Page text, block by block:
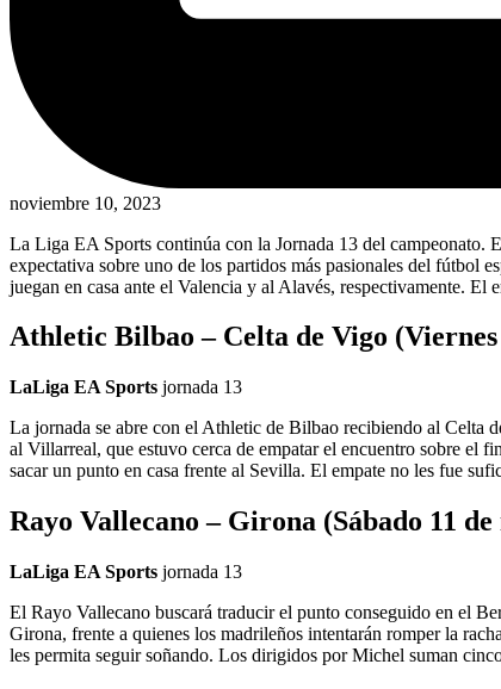
noviembre 10, 2023
La Liga EA Sports continúa con la Jornada 13 del campeonato.
expectativa sobre uno de los partidos más pasionales del fútbol
juegan en casa ante el Valencia y al Alavés, respectivamente.
Athletic Bilbao – Celta de Vigo
LaLiga EA Sports jornada 13
La jornada se abre con el Athletic de Bilbao recibiendo al Celta
al Villarreal, que estuvo cerca de empatar el encuentro sobre el
sacar un punto en casa frente al Sevilla. El empate no les fue
Rayo Vallecano – Girona (Sábado 11
LaLiga EA Sports jornada 13
El Rayo Vallecano buscará traducir el punto conseguido en el
Girona, frente a quienes los madrileños intentarán romper la
les permita seguir soñando. Los dirigidos por Michel suman